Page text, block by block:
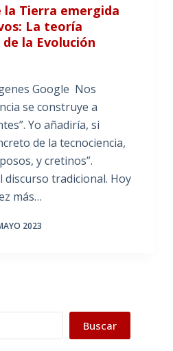
la Tierra emergida
La teoría
la Evolución
Google Nos
se construye a
Yo añadiría, si
de la tecnociencia,
y cretinos”.
discurso tradicional. Hoy
más…
2023
Buscar